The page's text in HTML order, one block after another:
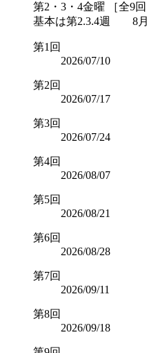
第2・3・4金曜 ［全9回
基本は第2.3.4週 8
第1回
2026/07/10
第2回
2026/07/17
第3回
2026/07/24
第4回
2026/08/07
第5回
2026/08/21
第6回
2026/08/28
第7回
2026/09/11
第8回
2026/09/18